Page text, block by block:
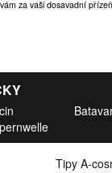
za vaši dosavadní
Tipy A-